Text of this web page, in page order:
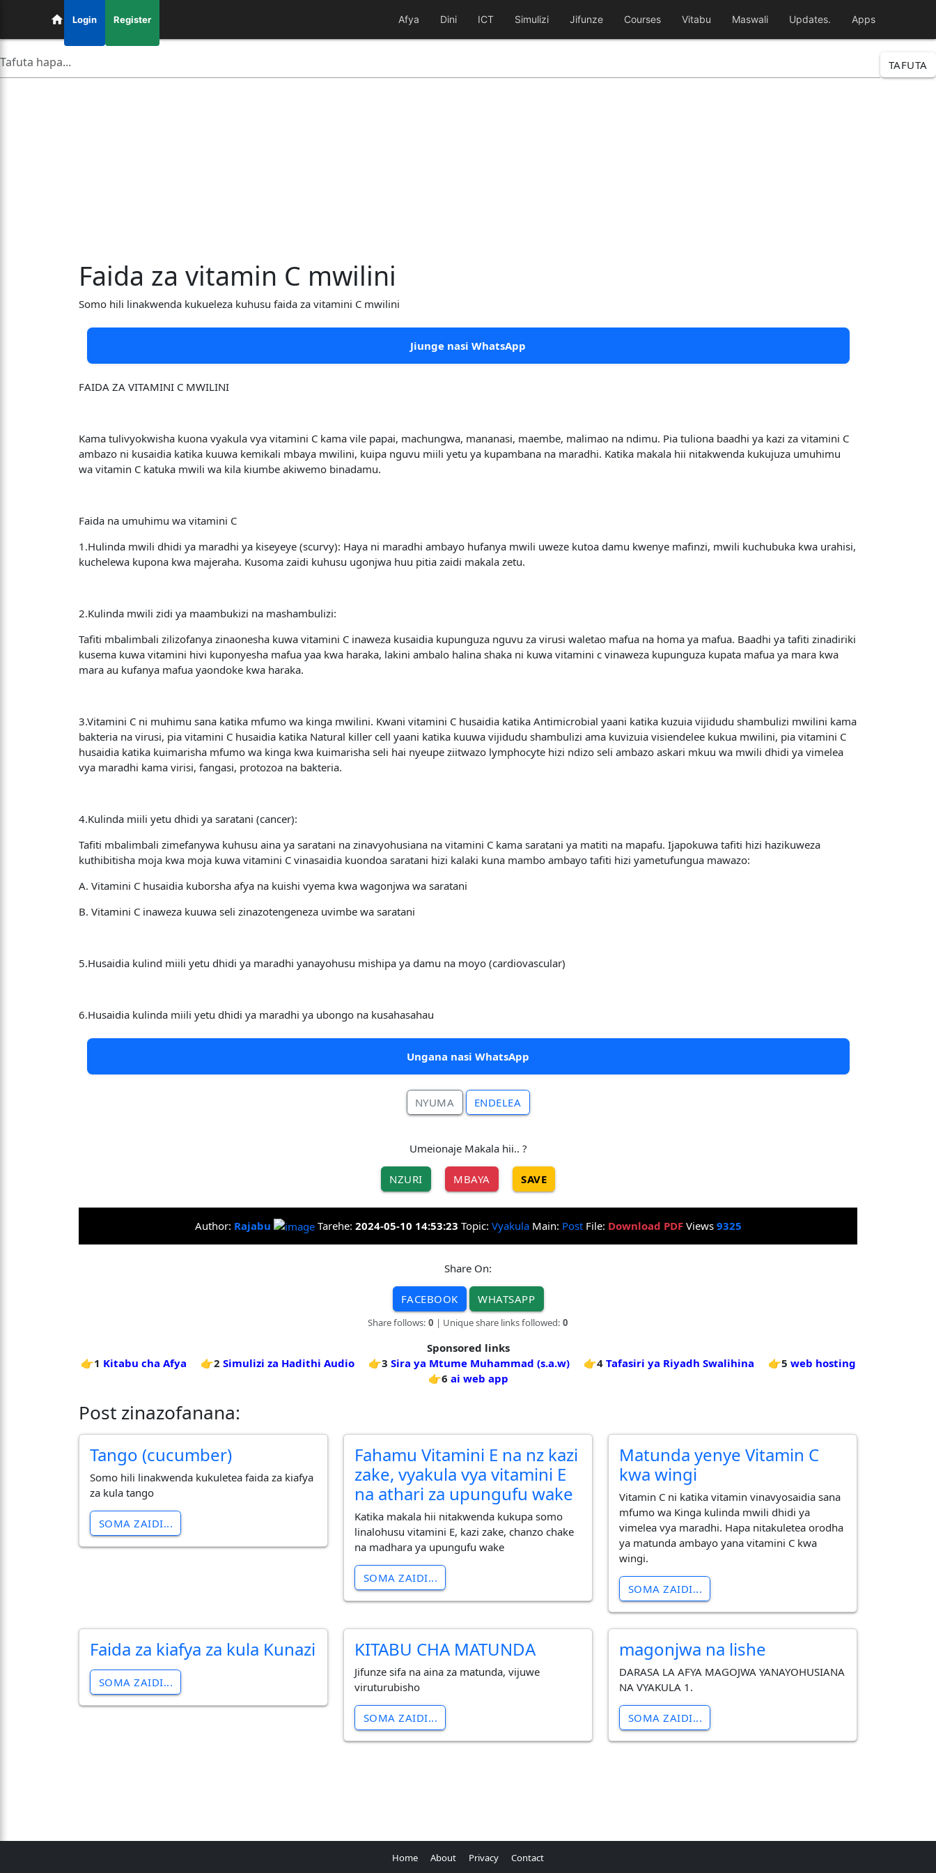
Login Register Afya Dini ICT Simulizi Jifunze Courses Vitabu Maswali Updates. Apps
TAFUTA
Faida za vitamin C mwilini
Somo hili linakwenda kukueleza kuhusu faida za vitamini C mwilini
Jiunge nasi WhatsApp
FAIDA ZA VITAMINI C MWILINI
Kama tulivyokwisha kuona vyakula vya vitamini C kama vile papai, machungwa, mananasi, maembe, malimao na ndimu. Pia tuliona baadhi ya kazi za vitamini C
ambazo ni kusaidia katika kuuwa kemikali mbaya mwilini, kuipa nguvu miili yetu ya kupambana na maradhi. Katika makala hii nitakwenda kukujuza umuhimu
wa vitamin C katuka mwili wa kila kiumbe akiwemo binadamu.
Faida na umuhimu wa vitamini C
1.Hulinda mwili dhidi ya maradhi ya kiseyeye (scurvy): Haya ni maradhi ambayo hufanya mwili uweze kutoa damu kwenye mafinzi, mwili kuchubuka kwa urahisi,
kuchelewa kupona kwa majeraha. Kusoma zaidi kuhusu ugonjwa huu pitia zaidi makala zetu.
2.Kulinda mwili zidi ya maambukizi na mashambulizi:
Tafiti mbalimbali zilizofanya zinaonesha kuwa vitamini C inaweza kusaidia kupunguza nguvu za virusi waletao mafua na homa ya mafua. Baadhi ya tafiti zinadiriki
kusema kuwa vitamini hivi kuponyesha mafua yaa kwa haraka, lakini ambalo halina shaka ni kuwa vitamini c vinaweza kupunguza kupata mafua ya mara kwa
mara au kufanya mafua yaondoke kwa haraka.
3.Vitamini C ni muhimu sana katika mfumo wa kinga mwilini. Kwani vitamini C husaidia katika Antimicrobial yaani katika kuzuia vijidudu shambulizi mwilini kama
bakteria na virusi, pia vitamini C husaidia katika Natural killer cell yaani katika kuuwa vijidudu shambulizi ama kuvizuia visiendelee kukua mwilini, pia vitamini C
husaidia katika kuimarisha mfumo wa kinga kwa kuimarisha seli hai nyeupe ziitwazo lymphocyte hizi ndizo seli ambazo askari mkuu wa mwili dhidi ya vimelea
vya maradhi kama virisi, fangasi, protozoa na bakteria.
4.Kulinda miili yetu dhidi ya saratani (cancer):
Tafiti mbalimbali zimefanywa kuhusu aina ya saratani na zinavyohusiana na vitamini C kama saratani ya matiti na mapafu. Ijapokuwa tafiti hizi hazikuweza
kuthibitisha moja kwa moja kuwa vitamini C vinasaidia kuondoa saratani hizi kalaki kuna mambo ambayo tafiti hizi yametufungua mawazo:
A. Vitamini C husaidia kuborsha afya na kuishi vyema kwa wagonjwa wa saratani
B. Vitamini C inaweza kuuwa seli zinazotengeneza uvimbe wa saratani
5.Husaidia kulind miili yetu dhidi ya maradhi yanayohusu mishipa ya damu na moyo (cardiovascular)
6.Husaidia kulinda miili yetu dhidi ya maradhi ya ubongo na kusahasahau
Ungana nasi WhatsApp
NYUMA ENDELEA
Umeionaje Makala hii.. ?
NZURI MBAYA SAVE
Author: Rajabu Tarehe: 2024-05-10 14:53:23 Topic: VyakulaMain: PostFile: Download PDFViews 9325
Share On:
FACEBOOK WHATSAPP
Share follows: 0 | Unique share links followed: 0
Sponsored links
👉1 Kitabu cha Afya 👉2 Simulizi za Hadithi Audio 👉3 Sira ya Mtume Muhammad (s.a.w) 👉4 Tafasiri ya Riyadh Swalihina 👉5 web hosting
👉6 ai web app
Post zinazofanana:
Tango (cucumber)
Somo hili linakwenda kukuletea faida za kiafya
za kula tango
SOMA ZAIDI...
Fahamu Vitamini E na nz kazi
zake, vyakula vya vitamini E
na athari za upungufu wake
Katika makala hii nitakwenda kukupa somo
linalohusu vitamini E, kazi zake, chanzo chake
na madhara ya upungufu wake
SOMA ZAIDI...
Matunda yenye Vitamin C
kwa wingi
Vitamin C ni katika vitamin vinavyosaidia sana
mfumo wa Kinga kulinda mwili dhidi ya
vimelea vya maradhi. Hapa nitakuletea orodha
ya matunda ambayo yana vitamini C kwa
wingi.
SOMA ZAIDI...
Faida za kiafya za kula Kunazi
SOMA ZAIDI...
KITABU CHA MATUNDA
Jifunze sifa na aina za matunda, vijuwe
viruturubisho
SOMA ZAIDI...
magonjwa na lishe
DARASA LA AFYA MAGOJWA YANAYOHUSIANA
NA VYAKULA 1.
SOMA ZAIDI...
Home About Privacy Contact